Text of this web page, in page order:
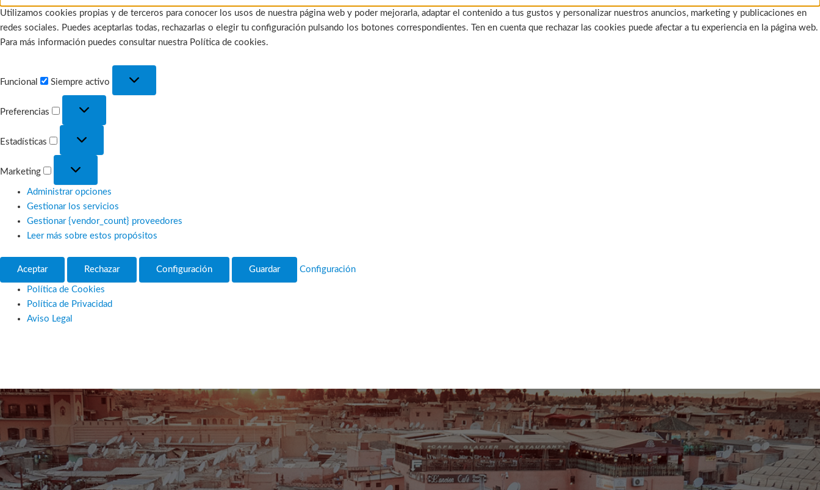
Utilizamos cookies propias y de terceros para conocer los usos de nuestra página web y poder mejorarla, adaptar el contenido a tus gustos y personalizar nuestros anuncios, marketing y publicaciones en
redes sociales. Puedes aceptarlas todas, rechazarlas o elegir tu configuración pulsando los botones correspondientes. Ten en cuenta que rechazar las cookies puede afectar a tu experiencia en la página web.
Para más información puedes consultar nuestra Política de cookies.
Funcional Siempre activo
Preferencias
Estadísticas
Marketing
Administrar opciones
Gestionar los servicios
Gestionar {vendor_count} proveedores
Leer más sobre estos propósitos
Aceptar Rechazar Configuración Guardar Configuración
Política de Cookies
Política de Privacidad
Aviso Legal